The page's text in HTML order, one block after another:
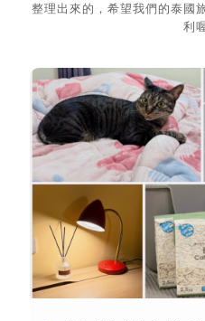
整理出來的，希望我們的泰國
利